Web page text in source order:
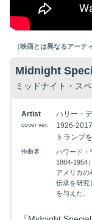
（映画とは異なるアーテ
Midnight
ミッドナイト・ス
Artist
cover ver.
ハリー・
1926-2017
トランプ
作曲者
ハワード・
1884-1954）
アメリカの
伝承を研究
を与えた。